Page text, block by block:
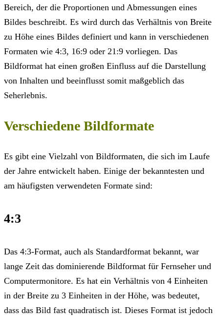
Bereich, der die Proportionen und Abmessungen eines
Bildes beschreibt. Es wird durch das Verhältnis von Breite
zu Höhe eines Bildes definiert und kann in verschiedenen
Formaten wie 4:3, 16:9 oder 21:9 vorliegen. Das
Bildformat hat einen großen Einfluss auf die Darstellung
von Inhalten und beeinflusst somit maßgeblich das
Seherlebnis.
Verschiedene Bildformate
Es gibt eine Vielzahl von Bildformaten, die sich im Laufe
der Jahre entwickelt haben. Einige der bekanntesten und
am häufigsten verwendeten Formate sind:
4:3
Das 4:3-Format, auch als Standardformat bekannt, war
lange Zeit das dominierende Bildformat für Fernseher und
Computermonitore. Es hat ein Verhältnis von 4 Einheiten
in der Breite zu 3 Einheiten in der Höhe, was bedeutet,
dass das Bild fast quadratisch ist. Dieses Format ist jedoch